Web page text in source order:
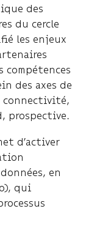
des
du cercle
les enjeux
compétences
des axes de
connectivité,
prospective.
d’activer
en
qui